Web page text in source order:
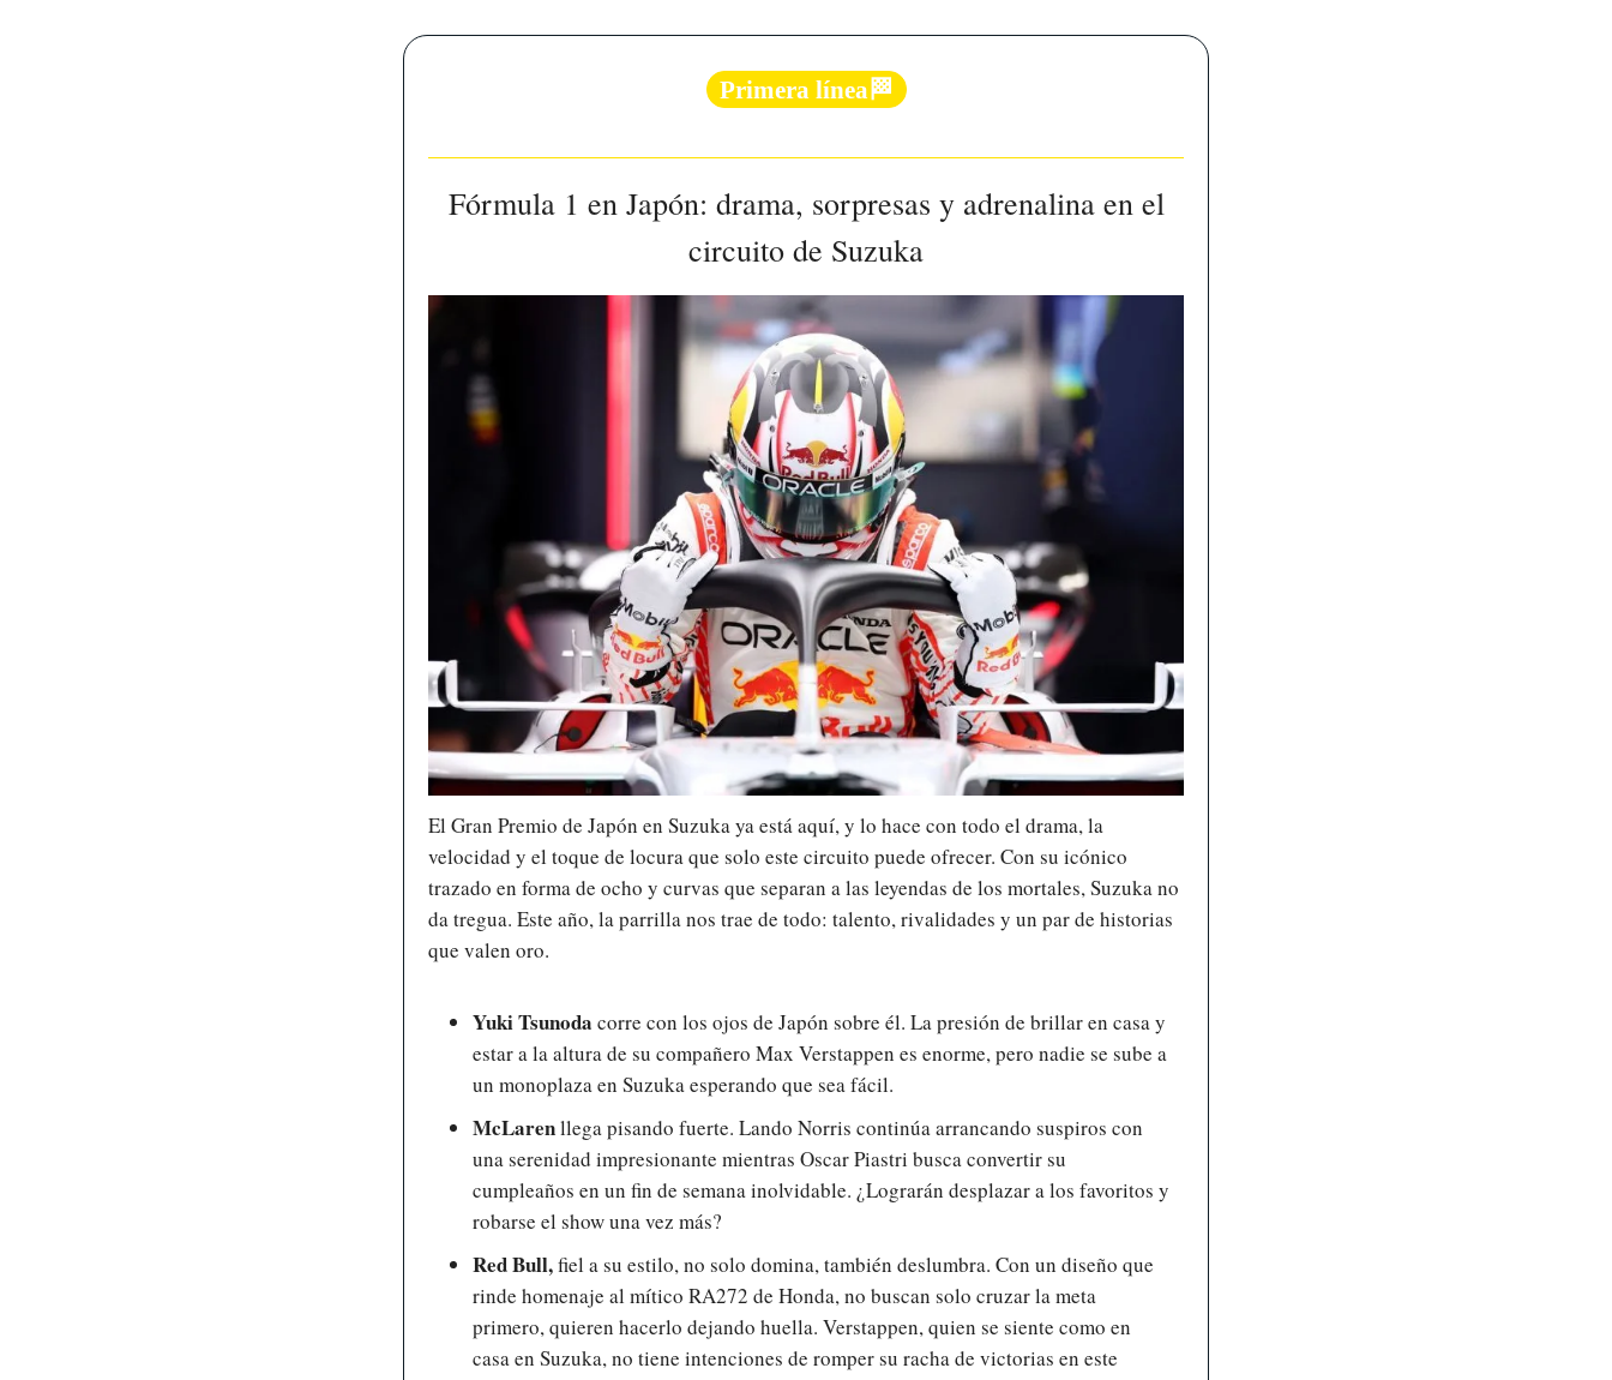
Primera línea🏁
Fórmula 1 en Japón: drama, sorpresas y adrenalina en el
circuito de Suzuka
El Gran Premio de Japón en Suzuka ya está aquí, y lo hace con todo el drama, la
velocidad y el toque de locura que solo este circuito puede ofrecer. Con su icónico
trazado en forma de ocho y curvas que separan a las leyendas de los mortales, Suzuka no
da tregua. Este año, la parrilla nos trae de todo: talento, rivalidades y un par de historias
que valen oro.
Yuki Tsunoda corre con los ojos de Japón sobre él. La presión de brillar en casa y
estar a la altura de su compañero Max Verstappen es enorme, pero nadie se sube a
un monoplaza en Suzuka esperando que sea fácil.
McLarenllega pisando fuerte. Lando Norris continúa arrancando suspiros con
una serenidad impresionante mientras Oscar Piastri busca convertir su
cumpleaños en un fin de semana inolvidable. ¿Lograrán desplazar a los favoritos y
robarse el show una vez más?
Red Bull,fiel a su estilo, no solo domina, también deslumbra. Con un diseño que
rinde homenaje al mítico RA272 de Honda, no buscan solo cruzar la meta
primero, quieren hacerlo dejando huella. Verstappen, quien se siente como en
casa en Suzuka, no tiene intenciones de romper su racha de victorias en este